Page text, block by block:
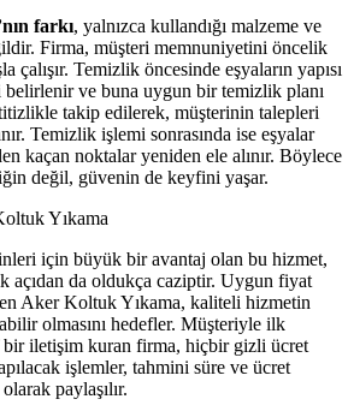
farkı, yalnızca kullandığı malzeme ve
Firma, müşteri memnuniyetini öncelik
çalışır. Temizlik öncesinde eşyaların yapısı
ve buna uygun bir temizlik planı
takip edilerek, müşterinin talepleri
Temizlik işlemi sonrasında ise eşyalar
kaçan noktalar yeniden ele alınır. Böylece
değil, güvenin de keyfini yaşar.
için büyük bir avantaj olan bu hizmet,
açıdan da oldukça caziptir. Uygun fiyat
Aker Koltuk Yıkama, kaliteli hizmetin
olmasını hedefler. Müşteriyle ilk
bir iletişim kuran firma, hiçbir gizli ücret
işlemler, tahmini süre ve ücret
paylaşılır.